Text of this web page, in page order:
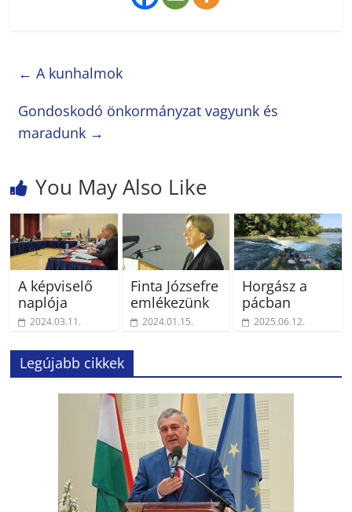
← A kunhalmok
Gondoskodó önkormányzat vagyunk és
maradunk →
You May Also Like
A képviselő
naplója
2024.03.11.
Finta Józsefre
emlékezünk
2024.01.15.
Horgász a
pácban
2025.06.12.
Legújabb cikkek